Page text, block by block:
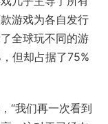
游戏为各自发行
全球玩不同的游
但却占据了75%
“我们再一次看到